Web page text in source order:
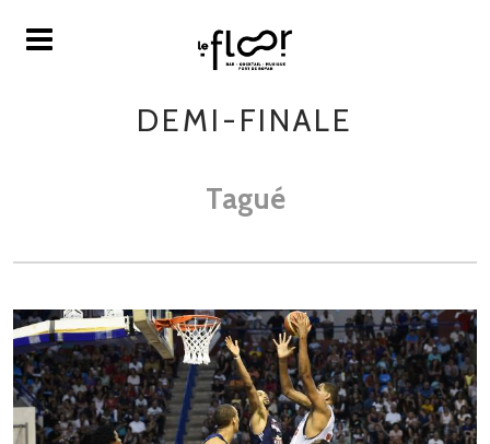
DEMI-FINALE
Tagué